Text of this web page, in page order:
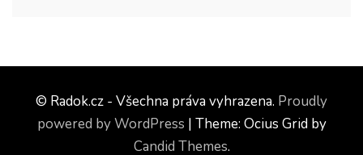
© Radok.cz - Všechna práva vyhrazena. Proudly
powered by WordPress | Theme: Ocius Grid by
Candid Themes.